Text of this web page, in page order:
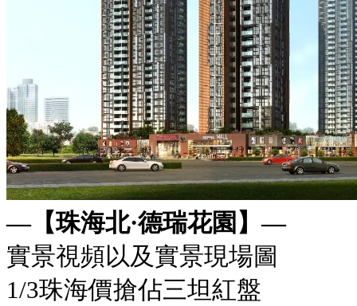
黄先生
+852 6767 0201
+86 18928066305
ytproperty@189.cn
—【珠海北·德瑞花園】—
實景視頻以及實景現場圖
1/3珠海價搶佔三坦紅盤